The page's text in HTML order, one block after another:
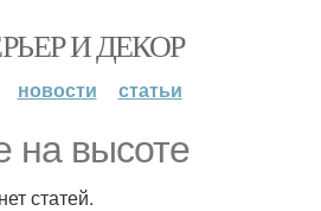
И ДЕКОР
новости статьи
на высоте
статей.